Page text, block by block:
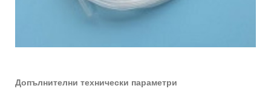
Допълнителни технически параметри